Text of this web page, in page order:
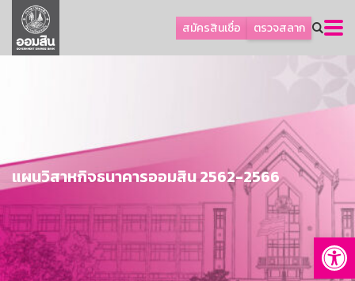
สมัครสินเชื่อ ตรวจสลาก
ลูกค้าธุรกิจ
ลูกค้าผู้ประกอบรายย่อย
การพัฒนาที่ยั่งยืน
ข่าวสาร
บริการทางการเงิน
อื่นๆ
ติดต่อเรา
แผนวิสาหกิจธนาคารออมสิน 2562-2566